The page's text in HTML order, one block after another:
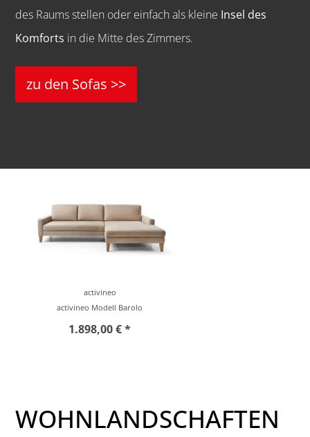
des Raums stellen oder einfach als kleine Insel des
Komforts in die Mitte des Zimmers.
zu den Sofas >>
activineo
activineo Modell Barolo
1.898,00 € *
WOHNLANDSCHAFTEN